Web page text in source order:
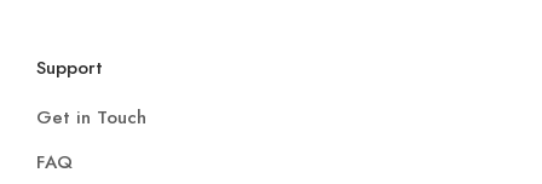
Support
Get in Touch
FAQ